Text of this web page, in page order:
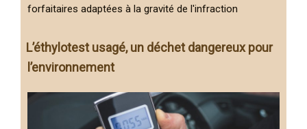
forfaitaires adaptées à la gravité de l'infraction
L’éthylotest usagé, un déchet dangereux pour
l’environnement